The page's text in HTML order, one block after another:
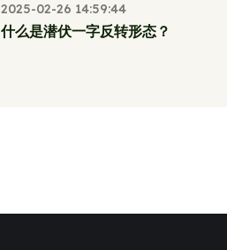
2025-02-26 14:59:44
什么是潜伏一字反转形态？